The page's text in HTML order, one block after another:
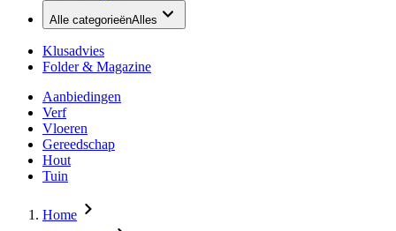
Alle categorieënAlles
Klusadvies
Folder & Magazine
Aanbiedingen
Verf
Vloeren
Gereedschap
Hout
Tuin
Home